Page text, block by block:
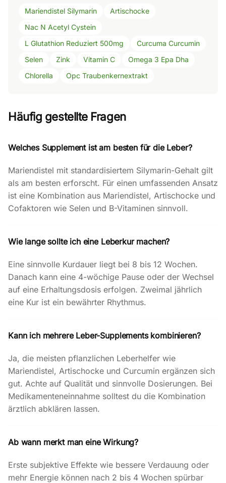
Mariendistel Silymarin
Artischocke
Nac N Acetyl Cystein
L Glutathion Reduziert 500mg
Curcuma Curcumin
Selen
Zink Vitamin C
Omega 3 Epa Dha
Chlorella
Opc Traubenkernextrakt
Häufig gestellte Fragen
Welches Supplement ist am besten für die Leber?
Mariendistel mit standardisiertem Silymarin-Gehalt gilt
als am besten erforscht. Für einen umfassenden Ansatz
ist eine Kombination aus Mariendistel, Artischocke und
Cofaktoren wie Selen und B-Vitaminen sinnvoll.
Wie lange sollte ich eine Leberkur machen?
Eine sinnvolle Kurdauer liegt bei 8 bis 12 Wochen.
Danach kann eine 4-wöchige Pause oder der Wechsel
auf eine Erhaltungsdosis erfolgen. Zweimal jährlich
eine Kur ist ein bewährter Rhythmus.
Kann ich mehrere Leber-Supplements kombinieren?
Ja, die meisten pflanzlichen Leberhelfer wie
Mariendistel, Artischocke und Curcumin ergänzen sich
gut. Achte auf Qualität und sinnvolle Dosierungen. Bei
Medikamenteneinnahme solltest du die Kombination
ärztlich abklären lassen.
Ab wann merkt man eine Wirkung?
Erste subjektive Effekte wie bessere Verdauung oder
mehr Energie können nach 2 bis 4 Wochen spürbar